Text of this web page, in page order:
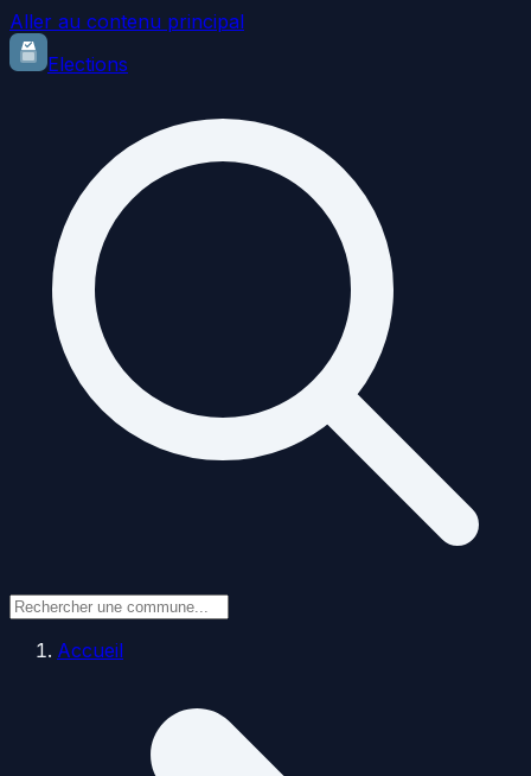
Aller au contenu principal
Elections
Accueil